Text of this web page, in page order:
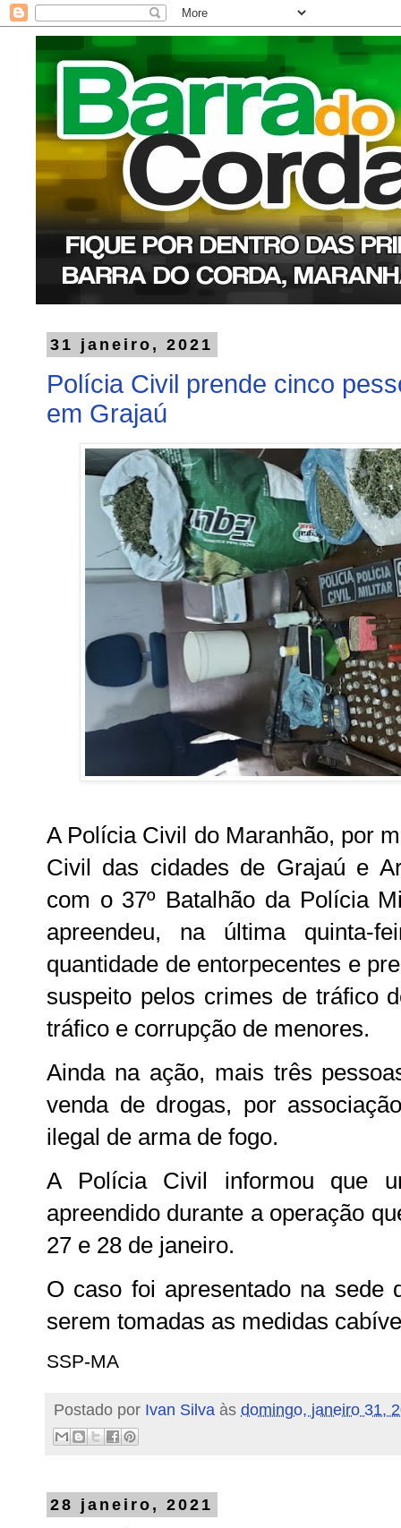
31 janeiro, 2021
Polícia Civil prende cinco
em Grajaú
A Polícia Civil do Maranhão, por
Civil das cidades de Grajaú e
com o 37º Batalhão da Polícia
apreendeu, na última quinta-
quantidade de entorpecentes e
suspeito pelos crimes de tráfico
tráfico e corrupção de menores.
Ainda na ação, mais três
venda de drogas, por
ilegal de arma de fogo.
A Polícia Civil informou que
apreendido durante a operação
27 e 28 de janeiro.
O caso foi apresentado na sede
serem tomadas as medidas
SSP-MA
Postado por Ivan Silva às domingo, janeiro 31,
28 janeiro, 2021